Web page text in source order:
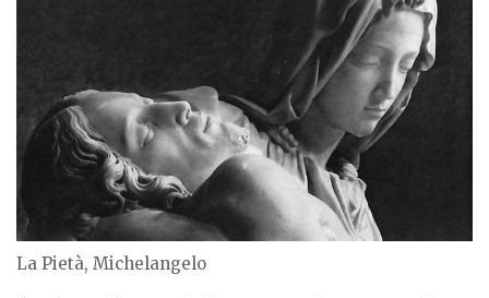
La Pietà, Michelangelo